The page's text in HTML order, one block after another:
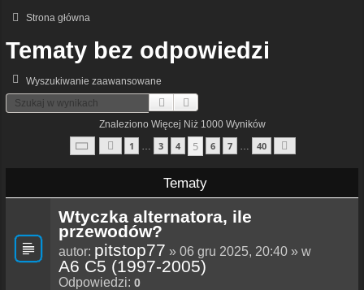
Strona główna
Tematy bez odpowiedzi
Wyszukiwanie zaawansowane
Szukaj
Znaleziono Więcej Niż 1000 Wyników
Strona ZPoprzednia
1 3 4 5 6 7 40
Tematy
Wtyczka alternatora, ile
przewodów?
autor: pitstop77 » 06 gru 2025, 20:40 » w
A6 C5 (1997-2005)
Odpowiedzi: 0